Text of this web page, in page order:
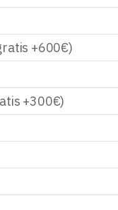
+600€)
+300€)